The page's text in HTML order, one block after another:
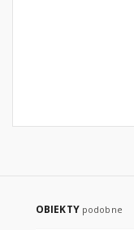
OBIEKTY podobne